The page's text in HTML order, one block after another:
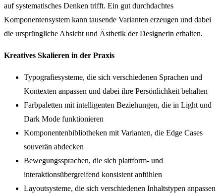
auf systematisches Denken trifft. Ein gut durchdachtes
Komponentensystem kann tausende Varianten erzeugen und dabei
die ursprüngliche Absicht und Ästhetik der Designerin erhalten.
Kreatives Skalieren in der Praxis
Typografiesysteme, die sich verschiedenen Sprachen und
Kontexten anpassen und dabei ihre Persönlichkeit behalten
Farbpaletten mit intelligenten Beziehungen, die in Light und
Dark Mode funktionieren
Komponentenbibliotheken mit Varianten, die Edge Cases
souverän abdecken
Bewegungssprachen, die sich plattform- und
interaktionsübergreifend konsistent anfühlen
Layoutsysteme, die sich verschiedenen Inhaltstypen anpassen